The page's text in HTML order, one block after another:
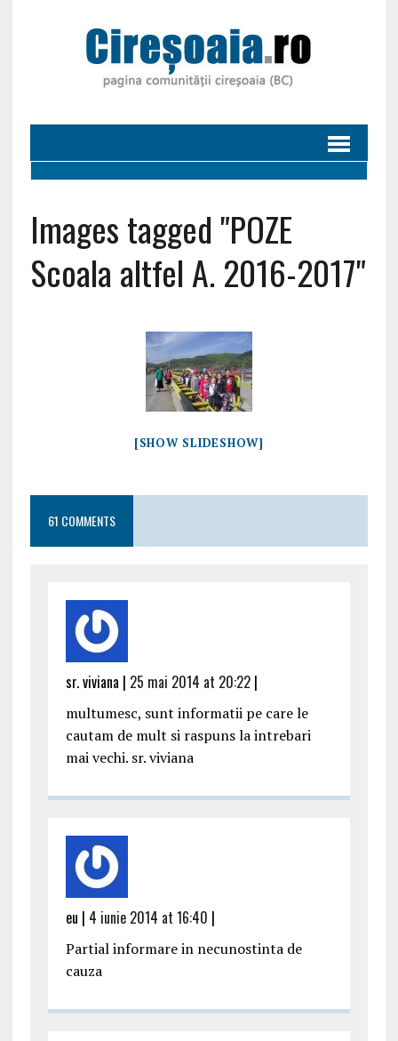
Images tagged "POZE
Scoala altfel A. 2016-2017"
[SHOW SLIDESHOW]
61 COMMENTS
sr. viviana | 25 mai 2014 at 20:22|
multumesc, sunt informatii pe care le
cautam de mult si raspuns la intrebari
mai vechi. sr. viviana
eu | 4 iunie 2014 at 16:40 |
Partial informare in necunostinta de
cauza